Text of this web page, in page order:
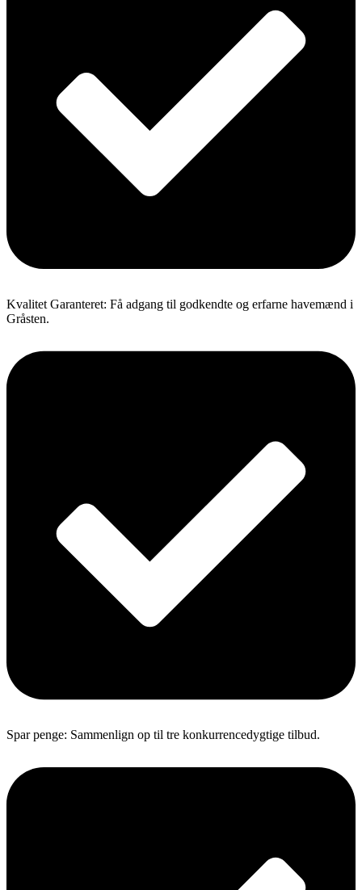
Kvalitet Garanteret: Få adgang til godkendte og erfarne havemænd i
Gråsten.
Spar penge: Sammenlign op til tre konkurrencedygtige tilbud.